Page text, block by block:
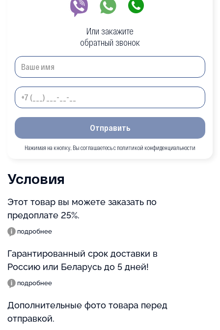
Или закажите
обратный звонок
Отправить
Нажимая на кнопку, Вы соглашаетесь с политикой конфиденциальности
Условия
Этот товар вы можете заказать по
предоплате 25%.
подробнее
Гарантированный срок доставки в
Россию или Беларусь до 5 дней!
подробнее
Дополнительные фото товара перед
отправкой.